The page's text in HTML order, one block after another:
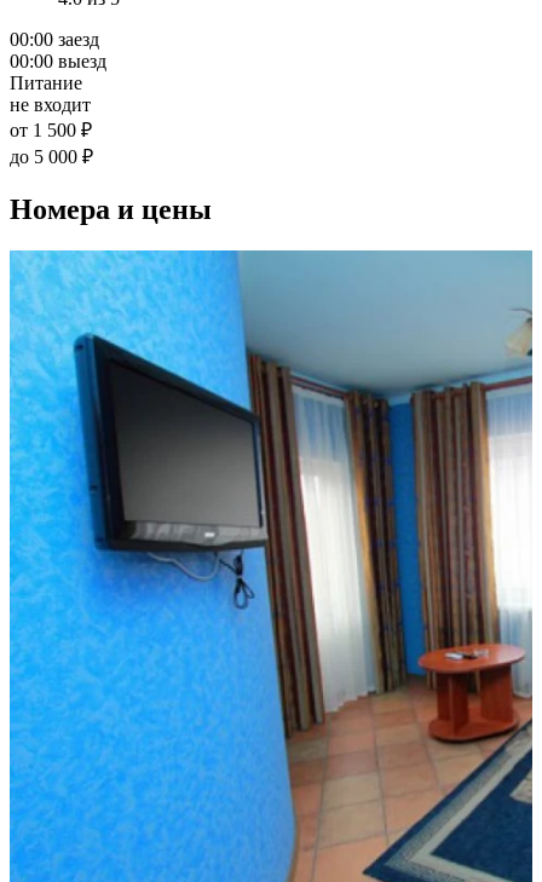
00:00 заезд
00:00 выезд
Питание
не входит
от 1 500 ₽
до 5 000 ₽
Номера и цены